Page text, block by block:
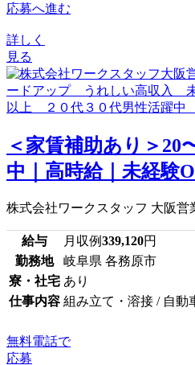
応募へ進む
詳しく
見る
＜家賃補助あり＞20
中｜高時給｜未経験
株式会社ワークスタッフ 大阪営
給与 月収例339,120円
勤務地
岐阜県 各務原市
寮・社宅 あり
仕事内容 組み立て・溶接 / 自動
無料電話で
応募